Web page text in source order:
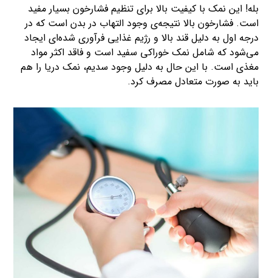
بله! این نمک با کیفیت بالا برای تنظیم فشارخون بسیار مفید
است. فشارخون بالا نتیجه‌ی وجود التهاب در بدن است که در
درجه اول به دلیل قند بالا و رژیم غذایی فرآوری شده‌ای ایجاد
می‌شود که شامل نمک خوراکی سفید است و فاقد اکثر مواد
مغذی است. با این‌ حال به دلیل وجود سدیم، نمک دریا را هم
باید به ‌صورت متعادل مصرف کرد.